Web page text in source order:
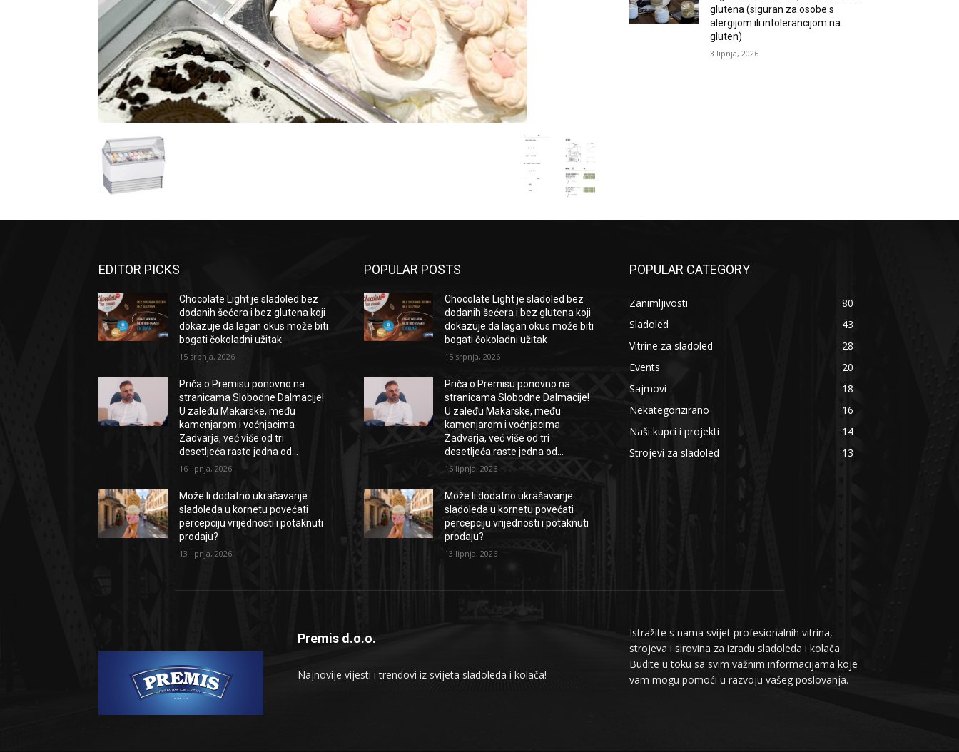
glutena (siguran za osobe s
alergijom ili intolerancijom na
gluten)
3 lipnja, 2026
EDITOR PICKS
Chocolate Light je sladoled bez
dodanih šećera i bez glutena koji
dokazuje da lagan okus može biti
bogati čokoladni užitak
15 srpnja, 2026
Priča o Premisu ponovno na
stranicama Slobodne Dalmacije!
U zaleđu Makarske, među
kamenjarom i voćnjacima
Zadvarja, već više od tri
desetljeća raste jedna od...
16 lipnja, 2026
Može li dodatno ukrašavanje
sladoleda u kornetu povećati
percepciju vrijednosti i potaknuti
prodaju?
13 lipnja, 2026
POPULAR POSTS
Chocolate Light je sladoled bez
dodanih šećera i bez glutena koji
dokazuje da lagan okus može biti
bogati čokoladni užitak
15 srpnja, 2026
Priča o Premisu ponovno na
stranicama Slobodne Dalmacije!
U zaleđu Makarske, među
kamenjarom i voćnjacima
Zadvarja, već više od tri
desetljeća raste jedna od...
16 lipnja, 2026
Može li dodatno ukrašavanje
sladoleda u kornetu povećati
percepciju vrijednosti i potaknuti
prodaju?
13 lipnja, 2026
POPULAR CATEGORY
Zanimljivosti
80
Sladoled
43
Vitrine za sladoled
28
Events
20
Sajmovi
18
Nekategorizirano
16
Naši kupci i projekti
14
Strojevi za sladoled
13
Premis d.o.o.
Najnovije vijesti i trendovi iz svijeta sladoleda i kolača!
Istražite s nama svijet profesionalnih vitrina,
strojeva i sirovina za izradu sladoleda i kolača.
Budite u toku sa svim važnim informacijama koje
vam mogu pomoći u razvoju vašeg poslovanja.